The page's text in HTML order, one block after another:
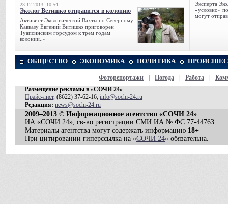
23-12-2013, 10:54
Эколог Ветишко отправится в колонию
Активист Экологической Вахты по Северному
Кавказу Евгений Витишко приговорен
Туапсинским горсудом к трем годам
колонии..»
Эксперта
«условно»
могут
ОБЩЕСТВО ЭКОНОМИКА ПОЛИТИКА
Фоторепортажи Погода Работа
Размещение рекламы в «СОЧИ 24»
Прайс-лист, (8622) 37-62-16, info@sochi-24.ru
Редакция: news@sochi-24.ru
2009–2013 © Информационное агентство «СОЧИ 24»
ИА «СОЧИ 24», св-во регистрации СМИ ИА № ФС 77-44763
Материалы агентства могут содержать информацию 18+
При цитировании гиперссылка на «СОЧИ 24» обязательна.